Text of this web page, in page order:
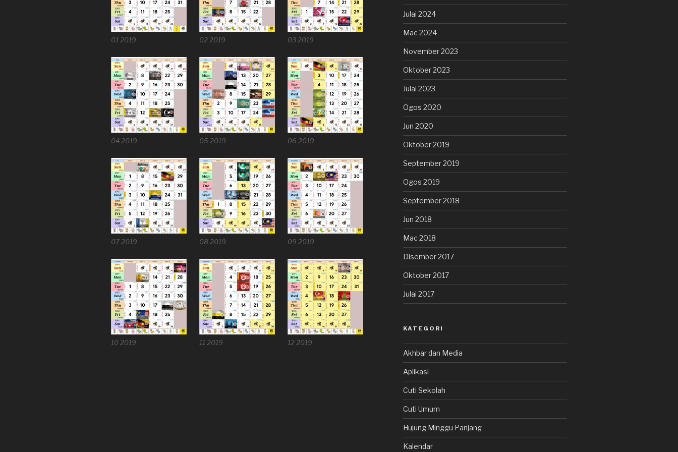
01 2019 02 2019 03 2019
04 2019 05 2019 06 2019
07 2019 08 2019 09 2019
10 2019 11 2019 12 2019
Julai 2024
Mac 2024
November 2023
Oktober 2023
Julai 2023
Ogos 2020
Jun 2020
Oktober 2019
September 2019
Ogos 2019
September 2018
Jun 2018
Mac 2018
Disember 2017
Oktober 2017
Julai 2017
KATEGORI
Akhbar dan Media
Aplikasi
Cuti Sekolah
Cuti Umum
Hujung Minggu Panjang
Kalendar